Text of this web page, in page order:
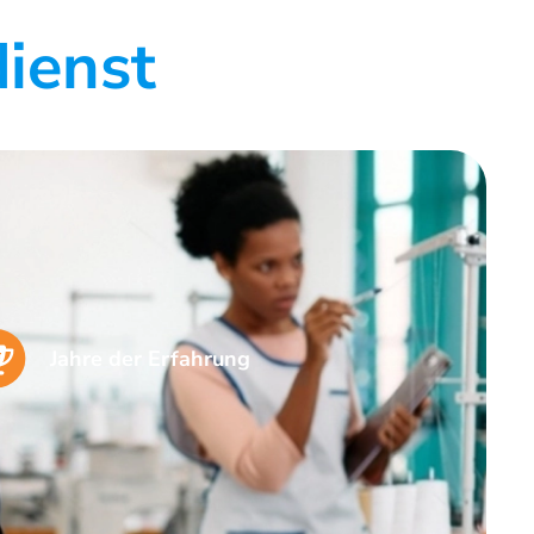
Jahre der Erfahrung